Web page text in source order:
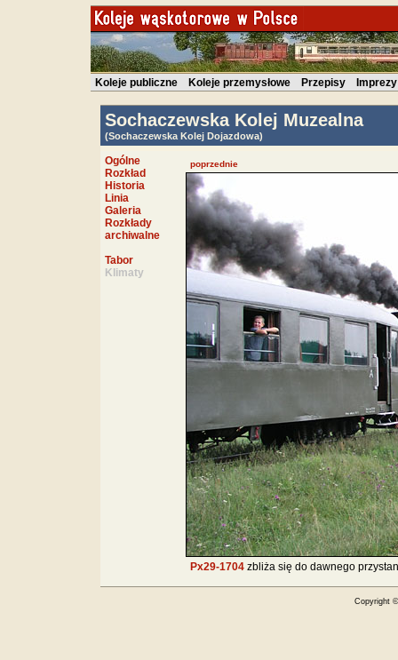
Koleje publiczne Koleje przemysłowe Przepisy Imprezy
Sochaczewska Kolej Muzealna
(Sochaczewska Kolej Dojazdowa)
Ogólne
Rozkład
Historia
Linia
Galeria
Rozkłady
archiwalne
Tabor
Klimaty
poprzednie
Px29-1704zbliża się do dawnego
Copyright